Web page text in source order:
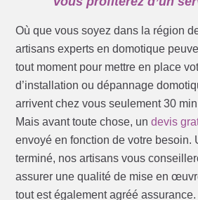
Où que vous soyez dans la région
artisans experts en domotique
tout moment pour mettre en place
d’installation ou dépannage
arrivent chez vous seulement 30
Mais avant toute chose, undevis
envoyé en fonction de votre besoin.
terminé, nos artisans vous
assurer une qualité de mise en
tout est également agréé assurance.